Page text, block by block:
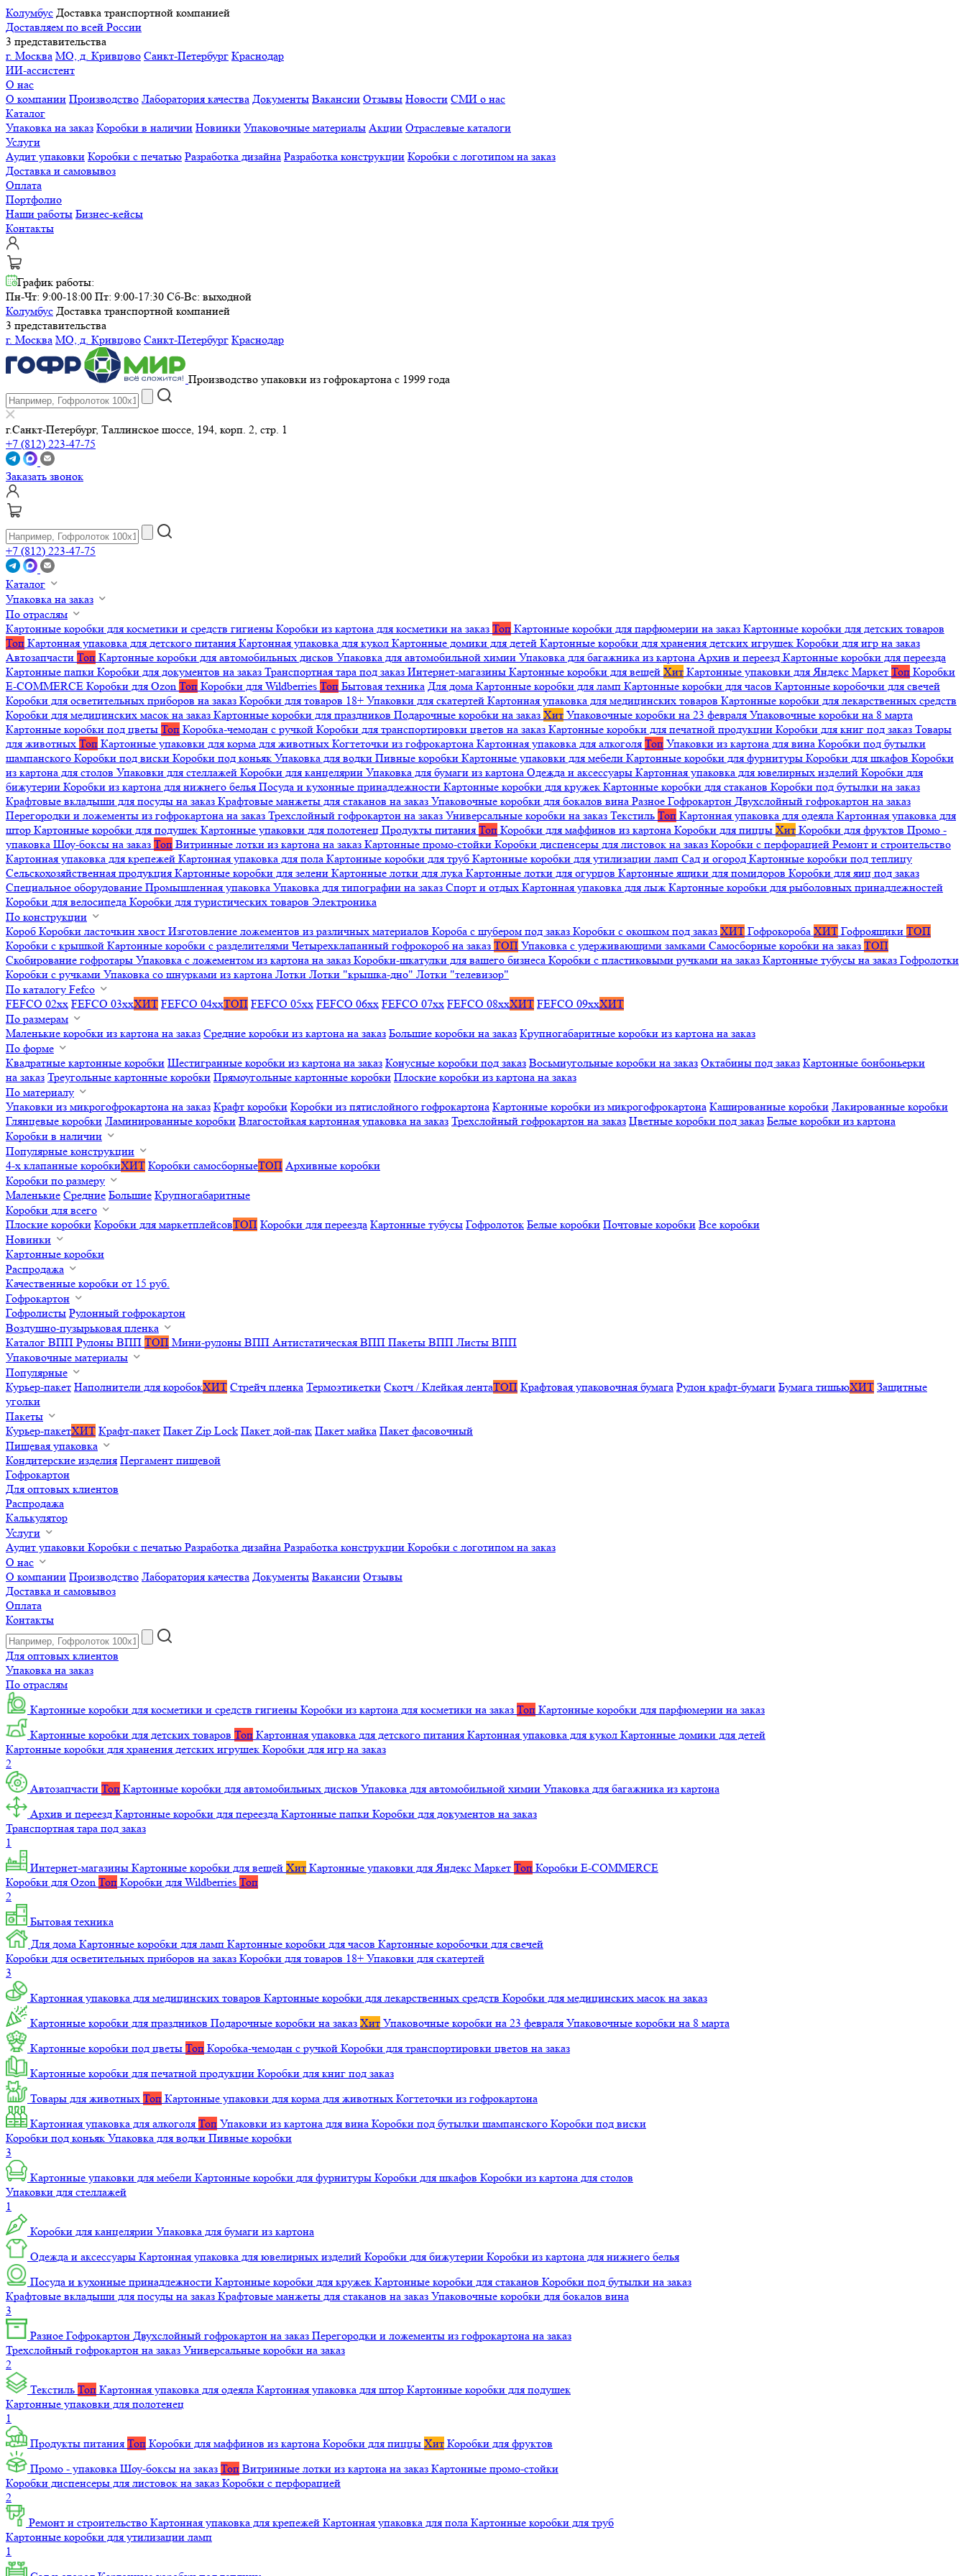
Колумбус Доставка транспортной компанией
Доставляем по всей России
3 представительства
г. Москва МО, д. Кривцово Санкт-Петербург Краснодар
ИИ-ассистент
О нас
О компании Производство Лаборатория качества Документы Вакансии Отзывы Новости СМИ о нас
Каталог
Упаковка на заказ Коробки в наличии Новинки Упаковочные материалы Акции Отраслевые каталоги
Услуги
Аудит упаковки Коробки с печатью Разработка дизайна Разработка конструкции Коробки с логотипом на заказ
Доставка и самовывоз
Оплата
Портфолио
Наши работы Бизнес-кейсы
Контакты
График работы:
Пн-Чт: 9:00-18:00 Пт: 9:00-17:30 Сб-Вс: выходной
Колумбус Доставка транспортной компанией
3 представительства
г. Москва МО, д. Кривцово Санкт-Петербург Краснодар
Производство упаковки из гофрокартона с 1999 года
г.Санкт-Петербург, Таллинское шоссе, 194, корп. 2, стр. 1
+7 (812) 223-47-75
Заказать звонок
+7 (812) 223-47-75
Каталог
Упаковка на заказ
По отраслям
Картонные коробки для косметики и средств гигиены Коробки из картона для косметики на заказ Топ Картонные коробки для парфюмерии на заказ Картонные коробки для детских товаров
Топ Картонная упаковка для детского питания Картонная упаковка для кукол Картонные домики для детей Картонные коробки для хранения детских игрушек Коробки для игр на заказ
Автозапчасти Топ Картонные коробки для автомобильных дисков Упаковка для автомобильной химии Упаковка для багажника из картона Архив и переезд Картонные коробки для переезда
Картонные папки Коробки для документов на заказ Транспортная тара под заказ Интернет-магазины Картонные коробки для вещей Хит Картонные упаковки для Яндекс Маркет Топ Коробки
E-COMMERCE Коробки для Ozon Топ Коробки для Wildberries Топ Бытовая техника Для дома Картонные коробки для ламп Картонные коробки для часов Картонные коробочки для свечей
Коробки для осветительных приборов на заказ Коробки для товаров 18+ Упаковки для скатертей Картонная упаковка для медицинских товаров Картонные коробки для лекарственных средств
Коробки для медицинских масок на заказ Картонные коробки для праздников Подарочные коробки на заказ Хит Упаковочные коробки на 23 февраля Упаковочные коробки на 8 марта
Картонные коробки под цветы Топ Коробка-чемодан с ручкой Коробки для транспортировки цветов на заказ Картонные коробки для печатной продукции Коробки для книг под заказ Товары
для животных Топ Картонные упаковки для корма для животных Когтеточки из гофрокартона Картонная упаковка для алкоголя Топ Упаковки из картона для вина Коробки под бутылки
шампанского Коробки под виски Коробки под коньяк Упаковка для водки Пивные коробки Картонные упаковки для мебели Картонные коробки для фурнитуры Коробки для шкафов Коробки
из картона для столов Упаковки для стеллажей Коробки для канцелярии Упаковка для бумаги из картона Одежда и аксессуары Картонная упаковка для ювелирных изделий Коробки для
бижутерии Коробки из картона для нижнего белья Посуда и кухонные принадлежности Картонные коробки для кружек Картонные коробки для стаканов Коробки под бутылки на заказ
Крафтовые вкладыши для посуды на заказ Крафтовые манжеты для стаканов на заказ Упаковочные коробки для бокалов вина Разное Гофрокартон Двухслойный гофрокартон на заказ
Перегородки и ложементы из гофрокартона на заказ Трехслойный гофрокартон на заказ Универсальные коробки на заказ Текстиль Топ Картонная упаковка для одеяла Картонная упаковка для
штор Картонные коробки для подушек Картонные упаковки для полотенец Продукты питания Топ Коробки для маффинов из картона Коробки для пиццы Хит Коробки для фруктов Промо -
упаковка Шоу-боксы на заказ Топ Витринные лотки из картона на заказ Картонные промо-стойки Коробки диспенсеры для листовок на заказ Коробки с перфорацией Ремонт и строительство
Картонная упаковка для крепежей Картонная упаковка для пола Картонные коробки для труб Картонные коробки для утилизации ламп Сад и огород Картонные коробки под теплицу
Сельскохозяйственная продукция Картонные коробки для зелени Картонные лотки для лука Картонные лотки для огурцов Картонные ящики для помидоров Коробки для яиц под заказ
Специальное оборудование Промышленная упаковка Упаковка для типографии на заказ Спорт и отдых Картонная упаковка для лыж Картонные коробки для рыболовных принадлежностей
Коробки для велосипеда Коробки для туристических товаров Электроника
По конструкции
Короб Коробки ласточкин хвост Изготовление ложементов из различных материалов Короба с шубером под заказ Коробки с окошком под заказ ХИТ Гофрокороба ХИТ Гофроящики ТОП
Коробки с крышкой Картонные коробки с разделителями Четырехклапанный гофрокороб на заказ ТОП Упаковка с удерживающими замками Самосборные коробки на заказ ТОП
Скобирование гофротары Упаковка с ложементом из картона на заказ Коробки-шкатулки для вашего бизнеса Коробки с пластиковыми ручками на заказ Картонные тубусы на заказ Гофролотки
Коробки с ручками Упаковка со шнурками из картона Лотки Лотки "крышка-дно" Лотки "телевизор"
По каталогу Fefco
FEFCO 02xx FEFCO 03xxХИТ FEFCO 04xxТОП FEFCO 05xx FEFCO 06xx FEFCO 07xx FEFCO 08xxХИТ FEFCO 09xxХИТ
По размерам
Маленькие коробки из картона на заказ Средние коробки из картона на заказ Большие коробки на заказ Крупногабаритные коробки из картона на заказ
По форме
Квадратные картонные коробки Шестигранные коробки из картона на заказ Конусные коробки под заказ Восьмиугольные коробки на заказ Октабины под заказ Картонные бонбоньерки
на заказ Треугольные картонные коробки Прямоугольные картонные коробки Плоские коробки из картона на заказ
По материалу
Упаковки из микрогофрокартона на заказ Крафт коробки Коробки из пятислойного гофрокартона Картонные коробки из микрогофрокартона Кашированные коробки Лакированные коробки
Глянцевые коробки Ламинированные коробки Влагостойкая картонная упаковка на заказ Трехслойный гофрокартон на заказ Цветные коробки под заказ Белые коробки из картона
Коробки в наличии
Популярные конструкции
4-х клапанные коробкиХИТ Коробки самосборныеТОП Архивные коробки
Коробки по размеру
Маленькие Средние Большие Крупногабаритные
Коробки для всего
Плоские коробки Коробки для маркетплейсовТОП Коробки для переезда Картонные тубусы Гофролоток Белые коробки Почтовые коробки Все коробки
Новинки
Картонные коробки
Распродажа
Качественные коробки от 15 руб.
Гофрокартон
Гофролисты Рулонный гофрокартон
Воздушно-пузырьковая пленка
Каталог ВПП Рулоны ВПП ТОП Мини-рулоны ВПП Антистатическая ВПП Пакеты ВПП Листы ВПП
Упаковочные материалы
Популярные
Курьер-пакет Наполнители для коробокХИТ Стрейч пленка Термоэтикетки Скотч / Клейкая лентаТОП Крафтовая упаковочная бумага Рулон крафт-бумаги Бумага тишьюХИТ Защитные
уголки
Пакеты
Курьер-пакетХИТ Крафт-пакет Пакет Zip Lock Пакет дой-пак Пакет майка Пакет фасовочный
Пищевая упаковка
Кондитерские изделия Пергамент пищевой
Гофрокартон
Для оптовых клиентов
Распродажа
Калькулятор
Услуги
Аудит упаковки Коробки с печатью Разработка дизайна Разработка конструкции Коробки с логотипом на заказ
О нас
О компании Производство Лаборатория качества Документы Вакансии Отзывы
Доставка и самовывоз
Оплата
Контакты
Для оптовых клиентов
Упаковка на заказ
По отраслям
Картонные коробки для косметики и средств гигиены Коробки из картона для косметики на заказ Топ Картонные коробки для парфюмерии на заказ
Картонные коробки для детских товаров Топ Картонная упаковка для детского питания Картонная упаковка для кукол Картонные домики для детей
Картонные коробки для хранения детских игрушек Коробки для игр на заказ
2
Автозапчасти Топ Картонные коробки для автомобильных дисков Упаковка для автомобильной химии Упаковка для багажника из картона
Архив и переезд Картонные коробки для переезда Картонные папки Коробки для документов на заказ
Транспортная тара под заказ
1
Интернет-магазины Картонные коробки для вещей Хит Картонные упаковки для Яндекс Маркет Топ Коробки E-COMMERCE
Коробки для Ozon Топ Коробки для Wildberries Топ
2
Бытовая техника
Для дома Картонные коробки для ламп Картонные коробки для часов Картонные коробочки для свечей
Коробки для осветительных приборов на заказ Коробки для товаров 18+ Упаковки для скатертей
3
Картонная упаковка для медицинских товаров Картонные коробки для лекарственных средств Коробки для медицинских масок на заказ
Картонные коробки для праздников Подарочные коробки на заказ Хит Упаковочные коробки на 23 февраля Упаковочные коробки на 8 марта
Картонные коробки под цветы Топ Коробка-чемодан с ручкой Коробки для транспортировки цветов на заказ
Картонные коробки для печатной продукции Коробки для книг под заказ
Товары для животных Топ Картонные упаковки для корма для животных Когтеточки из гофрокартона
Картонная упаковка для алкоголя Топ Упаковки из картона для вина Коробки под бутылки шампанского Коробки под виски
Коробки под коньяк Упаковка для водки Пивные коробки
3
Картонные упаковки для мебели Картонные коробки для фурнитуры Коробки для шкафов Коробки из картона для столов
Упаковки для стеллажей
1
Коробки для канцелярии Упаковка для бумаги из картона
Одежда и аксессуары Картонная упаковка для ювелирных изделий Коробки для бижутерии Коробки из картона для нижнего белья
Посуда и кухонные принадлежности Картонные коробки для кружек Картонные коробки для стаканов Коробки под бутылки на заказ
Крафтовые вкладыши для посуды на заказ Крафтовые манжеты для стаканов на заказ Упаковочные коробки для бокалов вина
3
Разное Гофрокартон Двухслойный гофрокартон на заказ Перегородки и ложементы из гофрокартона на заказ
Трехслойный гофрокартон на заказ Универсальные коробки на заказ
2
Текстиль Топ Картонная упаковка для одеяла Картонная упаковка для штор Картонные коробки для подушек
Картонные упаковки для полотенец
1
Продукты питания Топ Коробки для маффинов из картона Коробки для пиццы Хит Коробки для фруктов
Промо - упаковка Шоу-боксы на заказ Топ Витринные лотки из картона на заказ Картонные промо-стойки
Коробки диспенсеры для листовок на заказ Коробки с перфорацией
2
Ремонт и строительство Картонная упаковка для крепежей Картонная упаковка для пола Картонные коробки для труб
Картонные коробки для утилизации ламп
1